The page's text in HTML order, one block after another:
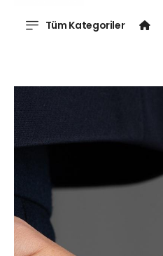
Tüm Kategoriler